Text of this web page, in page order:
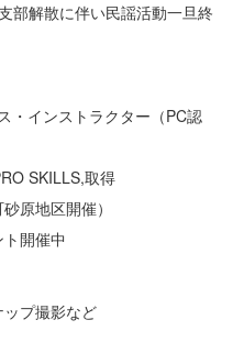
部解散に伴い民謡活動一旦終
・インストラクター（PC認
SKILLS,取得
原地区開催）
開催中
プ撮影など